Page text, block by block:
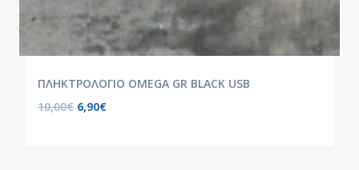
ΠΛΗΚΤΡΟΛΟΓΙΟ OMEGA GR BLACK USB
10,00€ 6,90€